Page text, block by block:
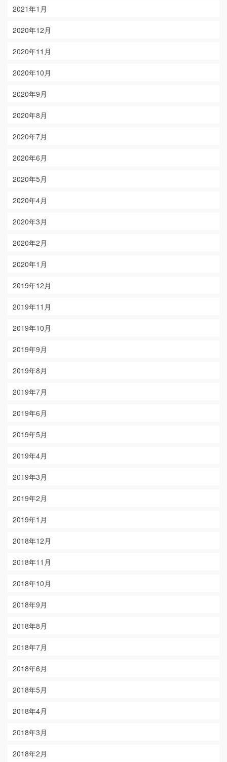
2021年1月
2020年12月
2020年11月
2020年10月
2020年9月
2020年8月
2020年7月
2020年6月
2020年5月
2020年4月
2020年3月
2020年2月
2020年1月
2019年12月
2019年11月
2019年10月
2019年9月
2019年8月
2019年7月
2019年6月
2019年5月
2019年4月
2019年3月
2019年2月
2019年1月
2018年12月
2018年11月
2018年10月
2018年9月
2018年8月
2018年7月
2018年6月
2018年5月
2018年4月
2018年3月
2018年2月